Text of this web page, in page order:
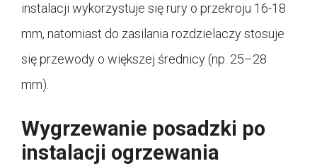
instalacji wykorzystuje się rury o przekroju 16-18
mm, natomiast do zasilania rozdzielaczy stosuje
się przewody o większej średnicy (np. 25–28
mm).
Wygrzewanie posadzki po
instalacji ogrzewania